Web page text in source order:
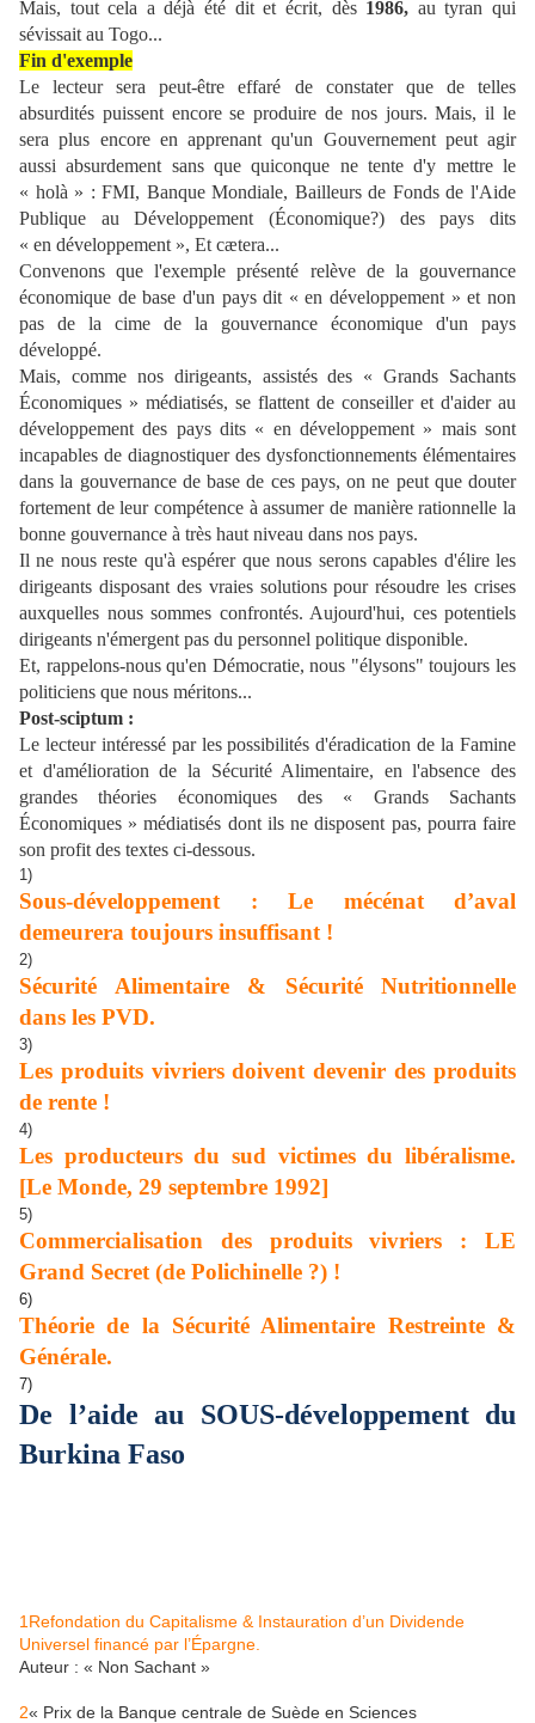
Mais, tout cela a déjà été dit et écrit, dès 1986, au tyran qui
sévissait au Togo...
Fin d'exemple
Le lecteur sera peut-être effaré de constater que de telles
absurdités puissent encore se produire de nos jours. Mais, il le
sera plus encore en apprenant qu'un Gouvernement peut agir
aussi absurdement sans que quiconque ne tente d'y mettre le
« holà » : FMI, Banque Mondiale, Bailleurs de Fonds de l'Aide
Publique au Développement (Économique?) des pays dits
« en développement », Et cætera...
Convenons que l'exemple présenté relève de la gouvernance
économique de base d'un pays dit « en développement » et non
pas de la cime de la gouvernance économique d'un pays
développé.
Mais, comme nos dirigeants, assistés des « Grands Sachants
Économiques » médiatisés, se flattent de conseiller et d'aider au
développement des pays dits « en développement » mais sont
incapables de diagnostiquer des dysfonctionnements élémentaires
dans la gouvernance de base de ces pays, on ne peut que douter
fortement de leur compétence à assumer de manière rationnelle la
bonne gouvernance à très haut niveau dans nos pays.
Il ne nous reste qu'à espérer que nous serons capables d'élire les
dirigeants disposant des vraies solutions pour résoudre les crises
auxquelles nous sommes confrontés. Aujourd'hui, ces potentiels
dirigeants n'émergent pas du personnel politique disponible.
Et, rappelons-nous qu'en Démocratie, nous "élysons" toujours les
politiciens que nous méritons...
Post-sciptum :
Le lecteur intéressé par les possibilités d'éradication de la Famine
et d'amélioration de la Sécurité Alimentaire, en l'absence des
grandes théories économiques des « Grands Sachants
Économiques » médiatisés dont ils ne disposent pas, pourra faire
son profit des textes ci-dessous.
1)
Sous-développement : Le mécénat d’aval
demeurera toujours insuffisant !
2)
Sécurité Alimentaire & Sécurité Nutritionnelle
dans les PVD.
3)
Les produits vivriers doivent devenir des produits
de rente !
4)
Les producteurs du sud victimes du libéralisme.
[Le Monde, 29 septembre 1992]
5)
Commercialisation des produits vivriers : LE
Grand Secret (de Polichinelle ?) !
6)
Théorie de la Sécurité Alimentaire Restreinte &
Générale.
7)
De l’aide au SOUS-développement du
Burkina Faso
1 Refondation du Capitalisme & Instauration d’un Dividende
Universel financé par l’Épargne.
Auteur : « Non Sachant »
2« Prix de la Banque centrale de Suède en Sciences